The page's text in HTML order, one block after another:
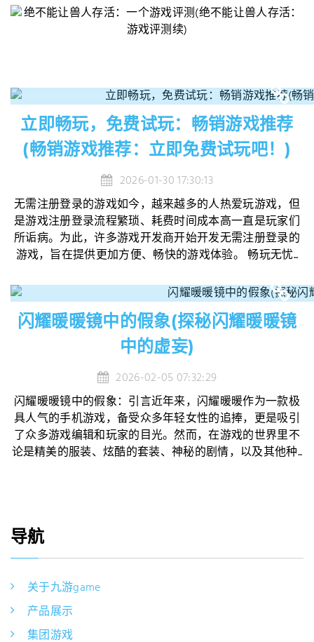
立即畅玩，免费试玩：畅销游戏推荐
(畅销游戏推荐：立即免费试玩吧！)
2026-01-30 17:30:13
无需注册登录的游戏如今，越来越多的人热爱玩游戏，但
是游戏注册登录流程繁琐、耗费时间成本高一直是玩家们
所诟病。为此，许多游戏开发商开始开发无需注册登录的
游戏，旨在提供更加方便、畅快的游戏体验。 畅玩无忧...
闪耀暖暖镜中的假象(探秘闪耀暖暖镜
中的虚妄)
2026-02-05 07:32:29
闪耀暖暖镜中的假象：引言近年来，闪耀暖暖作为一款极
具人气的手机游戏，备受众多年轻女性的追捧，更是吸引
了众多游戏编辑和玩家的目光。然而，在游戏的世界里不
论是精美的服装、炫酷的套装、神秘的剧情，以及其他种...
导航
关于九游game
产品展示
集团游戏